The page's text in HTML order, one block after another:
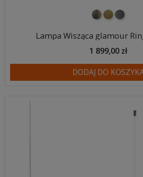
nikielmosiądz
tytan
Lampa Wisząca glamour
1 899,00 zł
DODAJ DO